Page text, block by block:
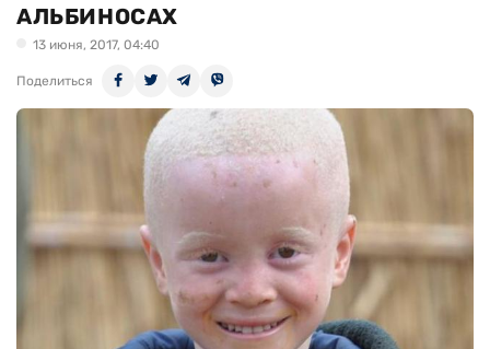
АЛЬБИНОСАХ
13 июня, 2017, 04:40
Поделиться